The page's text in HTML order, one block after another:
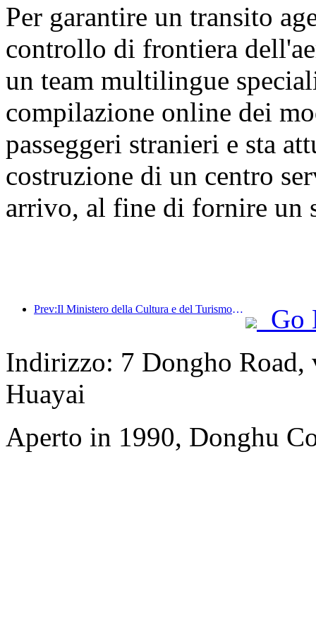
Per garantire un transito
controllo di frontiera
un team multilingue
compilazione online dei
passeggeri stranieri e sta
costruzione di un centro
arrivo, al fine di fornire un
Prev:Il Ministero della Cultura e del Turismo ha riferito che nel 2025, 16.994 siti turistici di livello A hanno accolto 7,51 miliardi di visitatori, generando un fatturato turistico di 554,49 miliardi di yuan.
Go
Indirizzo: 7 Dongho Road,
Huayai
Aperto in 1990, Donghu